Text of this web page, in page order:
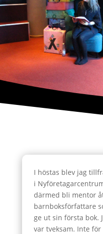
I höstas blev jag
i
därmed bli mentor
barnboksförfattare
ge ut sin första bok.
var tveksam. Inte